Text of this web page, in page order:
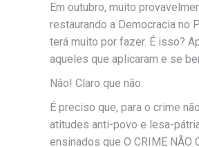
Em outubro, muito
restaurando a Democracia no
terá muito por fazer. É isso?
aqueles que aplicaram e se
Não! Claro que não.
É preciso que, para o crime
atitudes anti-povo e lesa-
ensinados que O CRIME NÃO